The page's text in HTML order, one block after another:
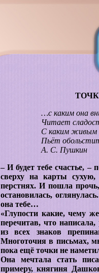
…с каким она
Читает
С каким живым
Пьёт
А. С. Пушкин
– И будет тебе счастье, –
сверху на карты
перстнях. И пошла
остановилась,
она тебе…
«Глупости какие, чему
перечитав, что
из всех знаков
Многоточия в письмах,
пока ещё точки не
Она мечтала стать
примеру, княгиня